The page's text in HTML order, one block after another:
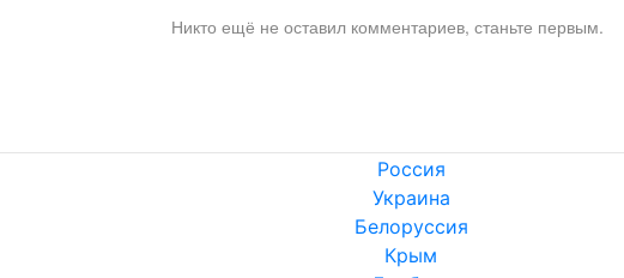
Никто ещё не оставил комментариев, станьте первым.
Россия
Украина
Белоруссия
Крым